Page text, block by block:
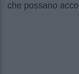
che possano